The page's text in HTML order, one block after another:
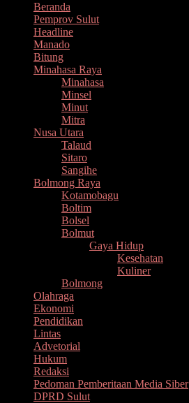
Beranda
Pemprov Sulut
Headline
Manado
Bitung
Minahasa Raya
Minahasa
Minsel
Minut
Mitra
Nusa Utara
Talaud
Sitaro
Sangihe
Bolmong Raya
Kotamobagu
Boltim
Bolsel
Bolmut
Gaya Hidup
Kesehatan
Kuliner
Bolmong
Olahraga
Ekonomi
Pendidikan
Lintas
Advetorial
Hukum
Redaksi
Pedoman Pemberitaan Media Siber
DPRD Sulut